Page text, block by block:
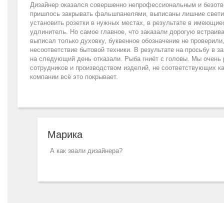
Дизайнер оказался совершенно непрофессиональным и
пришлось закрывать фальшпанелями, выписаны лишние
установить розетки в нужных местах, в результате в
удлинитель. Но самое главное, что заказали дорогую
выписал только духовку, буквенное обозначение не
несоответствие бытовой техники. В результате на просьбу
на следующий день отказали. Рыба гниёт с головы. Мы
сотрудников и производством изделий, не соответствующих
компании всё это покрывает.
Марика
А как звали дизайнера?